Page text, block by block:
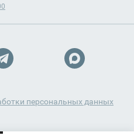
персональных данных